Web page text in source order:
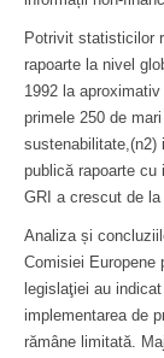
Potrivit statisticilor
rapoarte la nivel
1992 la
primele 250 de
sustenabilitate,(n2)
publică rapoarte cu
GRI a crescut de
Analiza și
Comisiei Europene
legislaţiei au
implementarea de
rămâne limitată.